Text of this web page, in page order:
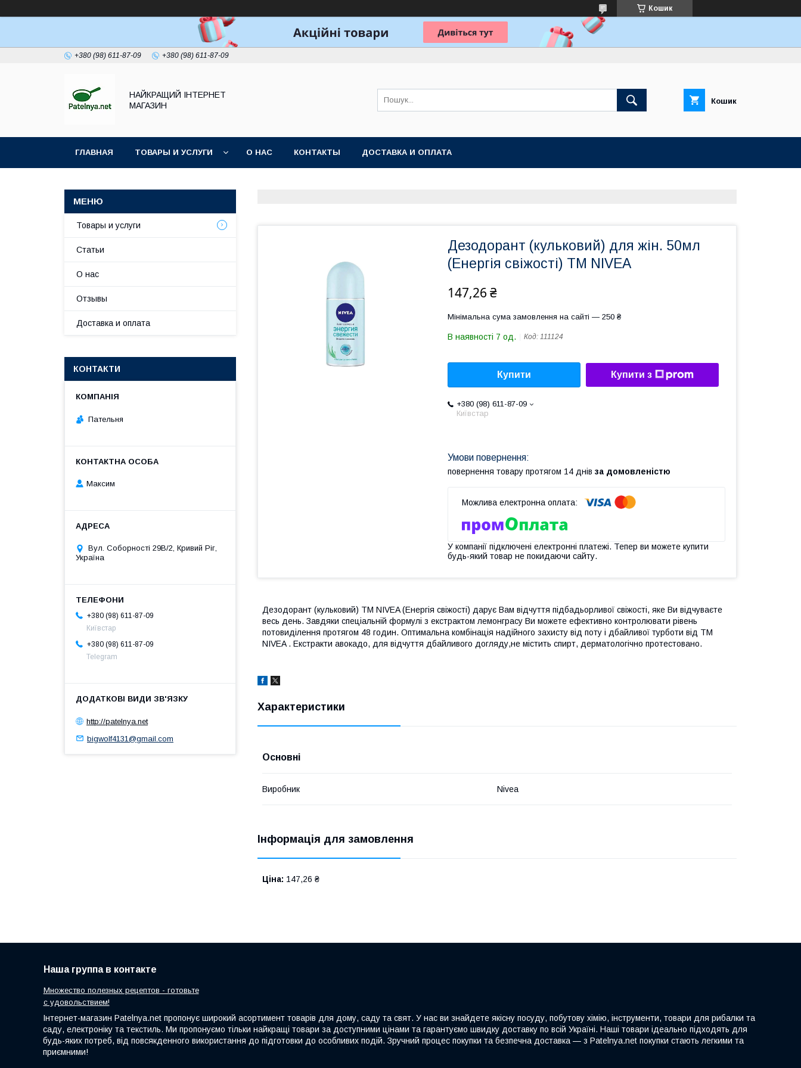
Кошик
+380 (98) 611-87-09 +380 (98) 611-87-09
НАЙКРАЩИЙ ІНТЕРНЕТ
МАГАЗИН
Кошик
ГЛАВНАЯ ТОВАРЫ И УСЛУГИ О НАС КОНТАКТЫ ДОСТАВКА И ОПЛАТА
Дезодорант (кульковий) для жін. 50мл
(Енергія свіжості) ТМ NIVEA
147,26 ₴
Мінімальна сума замовлення на сайті — 250 ₴
В наявності 7 од. Код: 111124
Купити Купити з
+380 (98) 611-87-09
Київстар
повернення товару протягом 14 днів за домовленістю
У компанії підключені електронні платежі. Тепер ви можете купити
будь-який товар не покидаючи сайту.
Дезодорант (кульковий) ТМ NIVEA (Енергія свіжості) дарує Вам відчуття підбадьорливої свіжості, яке Ви відчуваєте
весь день. Завдяки спеціальній формулі з екстрактом лемонграсу Ви можете ефективно контролювати рівень
потовиділення протягом 48 годин. Оптимальна комбінація надійного захисту від поту і дбайливої турботи від ТМ
NIVEA . Екстракти авокадо, для відчуття дбайливого догляду,не містить спирт, дерматологічно протестовано.
Характеристики
Основні
Виробник Nivea
Інформація для замовлення
Ціна: 147,26 ₴
Товары и услуги
Статьи
О нас
Отзывы
Доставка и оплата
КОНТАКТИ
Пательня
Максим
Вул. Соборності 29В/2, Кривий Ріг,
Україна
+380 (98) 611-87-09
Київстар
+380 (98) 611-87-09
Telegram
http://patelnya.net
bigwolf4131@gmail.com
Наша группа в контакте
Множество полезных рецептов - готовьте
с удовольствием!
Інтернет-магазин Patelnya.net пропонує широкий асортимент товарів для дому, саду та свят. У нас ви знайдете якісну посуду, побутову хімію, інструменти, товари для рибалки та
саду, електроніку та текстиль. Ми пропонуємо тільки найкращі товари за доступними цінами та гарантуємо швидку доставку по всій Україні. Наші товари ідеально підходять для
будь-яких потреб, від повсякденного використання до підготовки до особливих подій. Зручний процес покупки та безпечна доставка — з Patelnya.net покупки стають легкими та
приємними!